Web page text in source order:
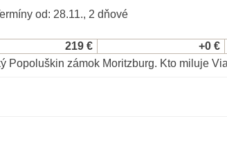
od: 28.11., 2 dňové
219 €
+0 €
Popoluškin zámok Moritzburg. Kto miluje